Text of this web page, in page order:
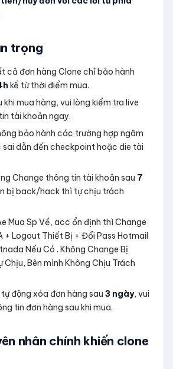
trọng
cả đơn hàng Clone chỉ bảo hành
kể từ thời điểm mua.
khi mua hàng, vui lòng kiểm tra live
tài khoản ngay.
bảo hành các trường hợp ngâm
dẫn đến checkpoint hoặc die tài
Change thông tin tài khoản sau 7
bị back/hack thì tự chịu trách
Mua Sp Về, acc ổn định thì Change
+ Logout Thiết Bị + Đổi Pass Hotmail
Nếu Có . Không Change Bị
Bên mình Không Chịu Trách
tự động xóa đơn hàng sau 3 ngày, vui
tin đơn hàng sau khi mua.
nhân chính khiến clone